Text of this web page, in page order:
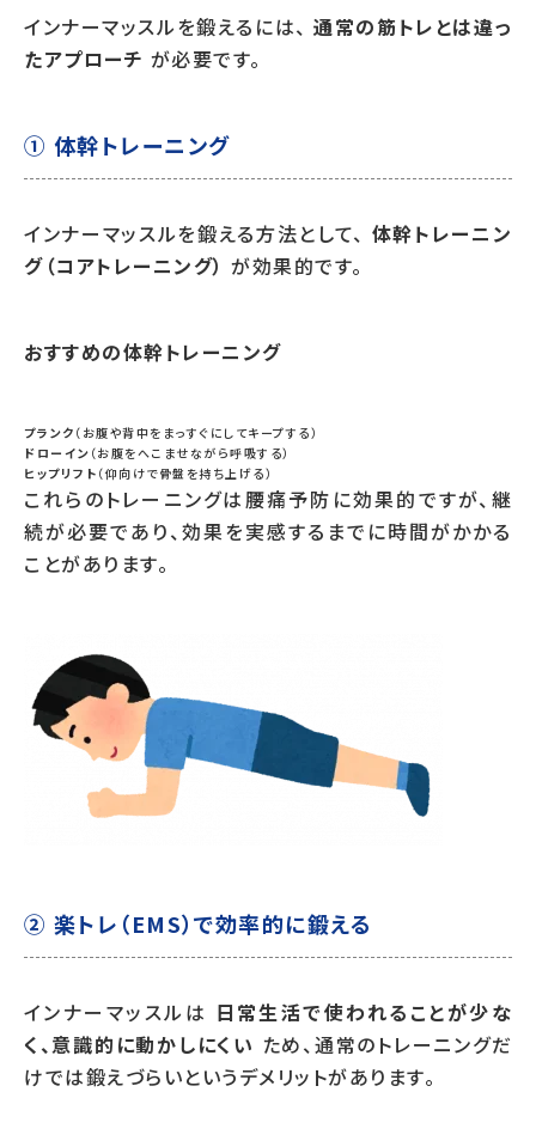
インナーマッスルを鍛えるには、通常の筋トレとは違っ
たアプローチ が必要です。
① 体幹トレーニング
インナーマッスルを鍛える方法として、 体幹トレーニン
グ（コアトレーニング） が効果的です。
おすすめの体幹トレーニング
プランク （お腹や背中をまっすぐにしてキープする）
ドローイン （お腹をへこませながら呼吸する）
ヒップリフト （仰向けで骨盤を持ち上げる）
これらのトレーニングは腰痛予防に効果的ですが、継
続が必要であり、効果を実感するまでに時間がかかる
ことがあります。
② 楽トレ（EMS）で効率的に鍛える
インナーマッスルは 日常生活で使われることが少な
く、意識的に動かしにくい ため、通常のトレーニングだ
けでは鍛えづらいというデメリットがあります。